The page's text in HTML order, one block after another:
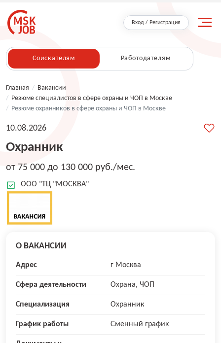
Вход / Регистрация
Соискателям Работодателям
Главная / Вакансии
/ Резюме специалистов в сфере охраны и ЧОП в Москве
/ Резюме охранников в сфере охраны и ЧОП в Москве
Охранник
10.08.2026
от 75 000 до 130 000 руб./мес.
ООО "ТЦ "МОСКВА"
О ВАКАНСИИ
Адрес г Москва
Сфера деятельности Охрана, ЧОП
Специализация Охранник
График работы Сменный график